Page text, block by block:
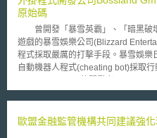
共分成八大章節，涵蓋歐洲晶片倡議
式、保密處罰及程序等議題。其中
規範內容如下： 支柱一：歐洲晶片倡議（法案第3條至第9條）。歐洲晶片
倡議將對現有關鍵數位技術重新進行
三國及私營部門的「晶片聯合資源
加強研究、開發和創新，以確保部
值鏈。 支柱二：供應安全（法案第10條至第14條）。建立半導體「集成生
（Open EU Foundry, OEF）」，透
原始碼
曾開發「暴雪英霸」、「暗黑破
遊戲的暴雪娛樂公司(Blizzard
程式採取嚴厲的打擊手段。暴雪娛
自動機器人程式(cheating bot)採取
訴訟，並指控其外掛程式讓玩家在
達成協議，交出外掛程式的原始碼。 隨後，Bossland GmbH公司控訴
歐盟金融監管機構共同建議強